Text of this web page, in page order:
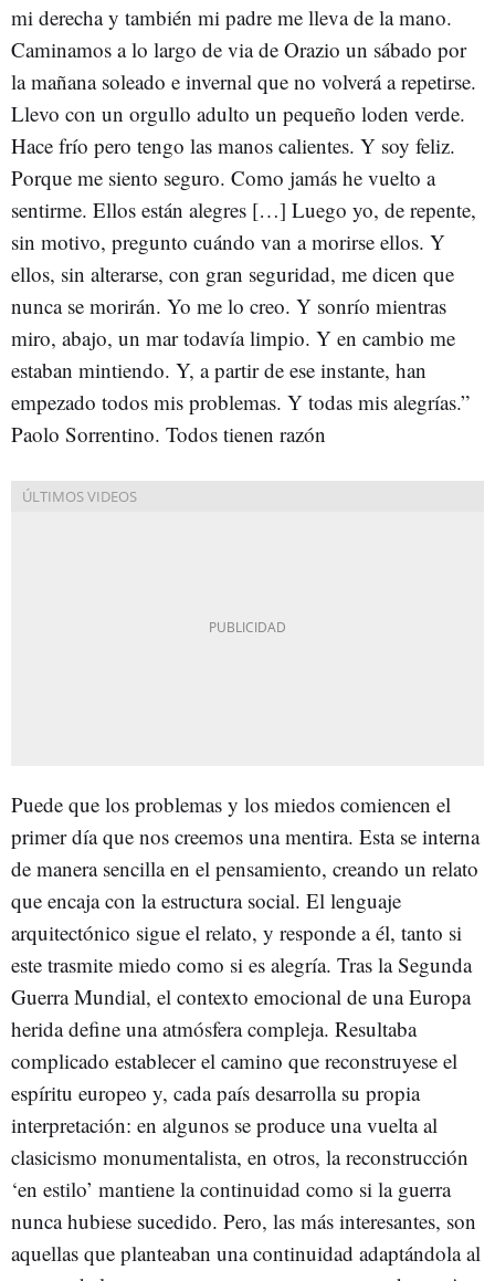
mi derecha y también mi padre me lleva de la mano.
Caminamos a lo largo de via de Orazio un sábado por
la mañana soleado e invernal que no volverá a repetirse.
Llevo con un orgullo adulto un pequeño loden verde.
Hace frío pero tengo las manos calientes. Y soy feliz.
Porque me siento seguro. Como jamás he vuelto a
sentirme. Ellos están alegres […] Luego yo, de repente,
sin motivo, pregunto cuándo van a morirse ellos. Y
ellos, sin alterarse, con gran seguridad, me dicen que
nunca se morirán. Yo me lo creo. Y sonrío mientras
miro, abajo, un mar todavía limpio. Y en cambio me
estaban mintiendo. Y, a partir de ese instante, han
empezado todos mis problemas. Y todas mis alegrías.”
Paolo Sorrentino. Todos tienen razón
Puede que los problemas y los miedos comiencen el
primer día que nos creemos una mentira. Esta se interna
de manera sencilla en el pensamiento, creando un relato
que encaja con la estructura social. El lenguaje
arquitectónico sigue el relato, y responde a él, tanto si
este trasmite miedo como si es alegría. Tras la Segunda
Guerra Mundial, el contexto emocional de una Europa
herida define una atmósfera compleja. Resultaba
complicado establecer el camino que reconstruyese el
espíritu europeo y, cada país desarrolla su propia
interpretación: en algunos se produce una vuelta al
clasicismo monumentalista, en otros, la reconstrucción
‘en estilo’ mantiene la continuidad como si la guerra
nunca hubiese sucedido. Pero, las más interesantes, son
aquellas que planteaban una continuidad adaptándola al